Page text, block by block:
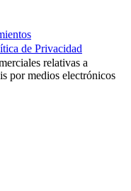
de Privacidad
relativas a
por medios electrónicos